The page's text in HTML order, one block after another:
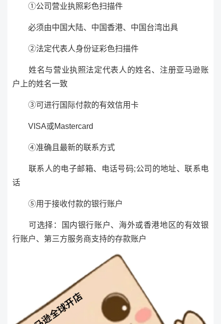
①公司营业执照彩色扫描件
必须由中国大陆、中国香港、中国台湾出具
②法定代表人身份证彩色扫描件
姓名与营业执照法定代表人的姓名、注册亚马逊账
户上的姓名一致
③可进行国际付款的有效信用卡
VISA或Mastercard
④准确且最新的联系方式
联系人的电子邮箱、电话号码;公司的地址、联系电
话
⑤用于接收付款的银行账户
可选择：国内银行账户、海外或香港地区的有效银
行账户、第三方服务商支持的存款账户